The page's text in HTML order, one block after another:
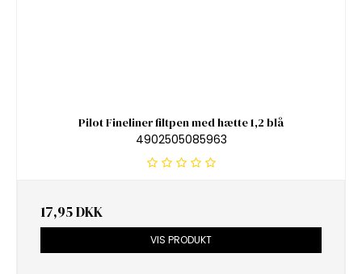
Pilot Fineliner filtpen med hætte 1,2 blå
4902505085963
17,95 DKK
VIS PRODUKT